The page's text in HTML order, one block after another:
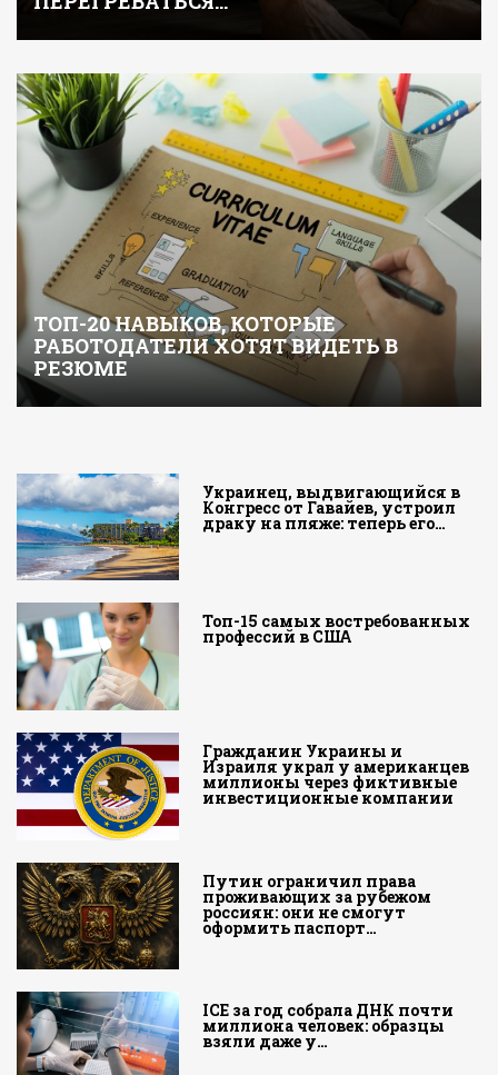
ТОП-20 НАВЫКОВ, КОТОРЫЕ
РАБОТОДАТЕЛИ ХОТЯТ ВИДЕТЬ В
РЕЗЮМЕ
Украинец, выдвигающийся в
Конгресс от Гавайев, устроил
драку на пляже: теперь его…
Топ-15 самых востребованных
профессий в США
Гражданин Украины и
Израиля украл у американцев
миллионы через фиктивные
инвестиционные компании
Путин ограничил права
проживающих за рубежом
россиян: они не смогут
оформить паспорт…
ICE за год собрала ДНК почти
миллиона человек: образцы
взяли даже у…